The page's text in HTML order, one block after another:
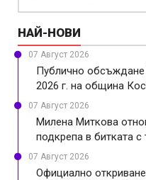
НАЙ-НОВИ
07 Август 2026
Публично
2026 г. на община
07 Август 2026
Милена Миткова
подкрепа в битката
07 Август 2026
Официално